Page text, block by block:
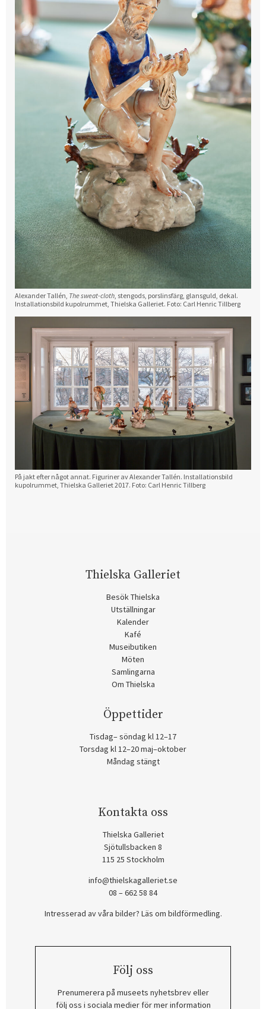
Alexander Tallén, The sweat-cloth, stengods, porslinsfärg, glansguld, dekal.
Installationsbild kupolrummet, Thielska Galleriet. Foto: Carl Henric Tillberg
På jakt efter något annat. Figuriner av Alexander Tallén. Installationsbild
kupolrummet, Thielska Galleriet 2017. Foto: Carl Henric Tillberg
Thielska Galleriet
Besök Thielska
Utställningar
Kalender
Kafé
Museibutiken
Möten
Samlingarna
Om Thielska
Öppettider
Tisdag– söndag kl 12–17
Torsdag kl 12–20 maj–oktober
Måndag stängt
Kontakta oss
Thielska Galleriet
Sjötullsbacken 8
115 25 Stockholm
info@thielskagalleriet.se
08 – 662 58 84
Intresserad av våra bilder? Läs om bildförmedling.
Följ oss
Prenumerera på museets nyhetsbrev eller
följ oss i sociala medier för mer information